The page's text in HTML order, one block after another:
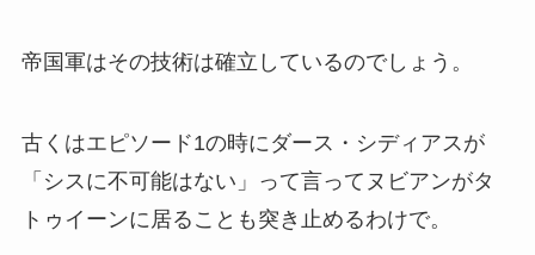
帝国軍はその技術は確立しているのでしょう。
古くはエピソード1の時にダース・シディアスが
「シスに不可能はない」って言ってヌビアンがタ
トゥイーンに居ることも突き止めるわけで。